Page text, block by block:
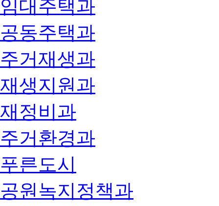
임대주택과
공동주택과
주거재생과
재생지원과
재정비과
주거환경과
푸른도시
공원녹지정책과